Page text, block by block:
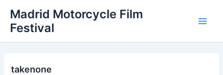
contenido
Madrid Motorcycle Film
Festival
takenone